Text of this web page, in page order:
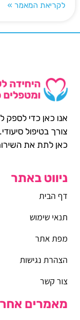
לקריאת המאמר »
אנו כאן כדי לספק
צורך בטיפול
כאן לתת את
ניווט באתר
דף הבית
תנאי שימוש
מפת אתר
הצהרת נגישות
צור קשר
מאמרים